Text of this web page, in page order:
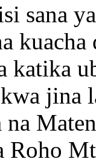
sana
katika
jina
na
Roho